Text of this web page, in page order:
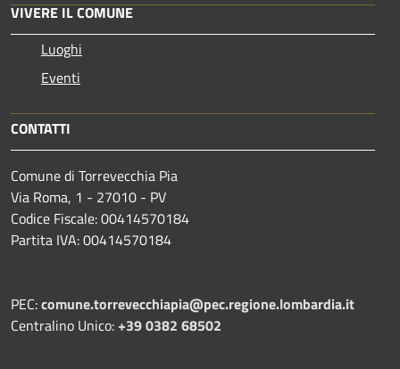
VIVERE IL COMUNE
Luoghi
Eventi
CONTATTI
Comune di Torrevecchia Pia
Via Roma, 1 - 27010 - PV
Codice Fiscale: 00414570184
Partita IVA: 00414570184
PEC:comune.torrevecchiapia@pec.regione.lombardia.it
Centralino Unico:+39 0382 68502